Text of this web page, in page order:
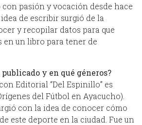
con pasión y vocación desde hace
de escribir surgió de la
y recopilar datos para que
en un libro para tener de
publicado y en qué géneros?
Editorial “Del Espinillo” es
del Fútbol en Ayacucho).
con la idea de conocer cómo
este deporte en la ciudad. Fue un